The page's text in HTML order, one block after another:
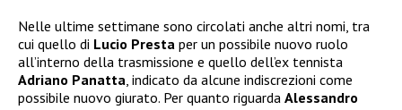
Nelle ultime settimane sono circolati anche altri nomi, tra
cui quello di Lucio Presta per un possibile nuovo ruolo
all’interno della trasmissione e quello dell’ex tennista
Adriano Panatta , indicato da alcune indiscrezioni come
possibile nuovo giurato. Per quanto riguarda Alessandro